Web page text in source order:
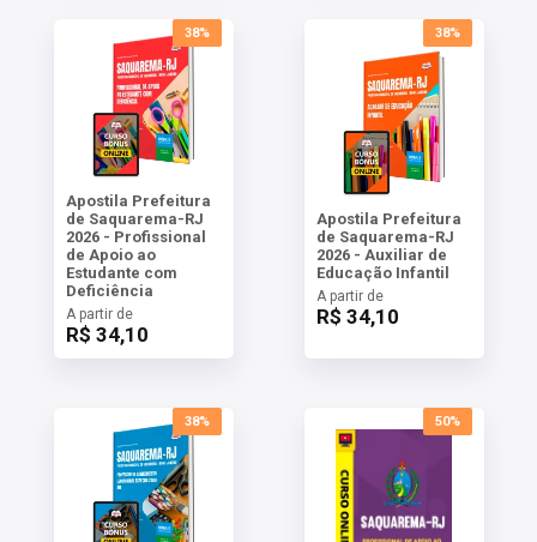
38%
Apostila Prefeitura
de Saquarema-RJ
2026 - Profissional
de Apoio ao
Estudante com
Deficiência
A partir de
R$ 34,10
38%
Apostila Prefeitura
de Saquarema-RJ
2026 - Auxiliar de
Educação Infantil
A partir de
R$ 34,10
38% 50%